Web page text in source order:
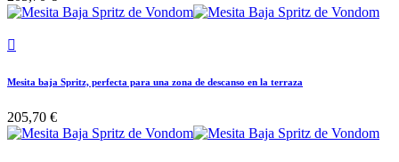

Mesita baja Spritz, perfecta para una zona de descanso en la terraza
205,70 €